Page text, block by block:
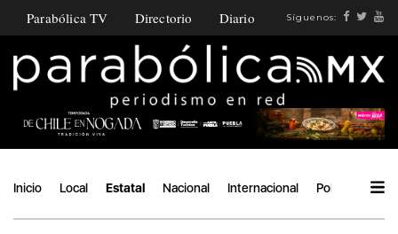
Parabólica TV Directorio Diario Síguenos:
Inicio Local Estatal Nacional Internacional Política